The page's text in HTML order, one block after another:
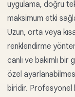
uygulama, doğru
maksimum etki
Uzun, orta veya
renklendirme
canlı ve bakımlı
özel
biridir. Profesyonel